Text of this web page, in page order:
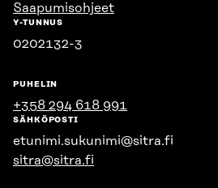
Saapumisohjeet
Y-TUNNUS
0202132-3
PUHELIN
+358 294 618 991
SÄHKÖPOSTI
etunimi.sukunimi@sitra.fi
sitra@sitra.fi